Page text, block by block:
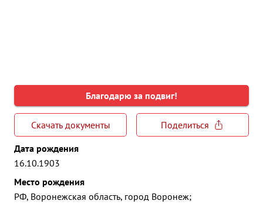
Благодарю за подвиг!
Скачать документы
Поделиться
Дата рождения
16.10.1903
Место рождения
РФ, Воронежская область, город Воронеж;